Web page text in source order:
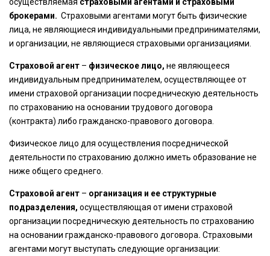
брокерами. Страховыми агентами могут быть физические
лица, не являющиеся индивидуальными предпринимателями,
и организации, не являющиеся страховыми организациями.
Страховой агент – физическое лицо, не являющееся
индивидуальным предпринимателем, осуществляющее от
имени страховой организации посредническую деятельность
по страхованию на основании трудового договора
(контракта) либо гражданско-правового договора.
Физическое лицо для осуществления посреднической
деятельности по страхованию должно иметь образование не
ниже общего среднего.
Страховой агент – организация и ее структурные
подразделения, осуществляющая от имени страховой
организации посредническую деятельность по страхованию
на основании гражданско-правового договора. Страховыми
агентами могут выступать следующие организации: